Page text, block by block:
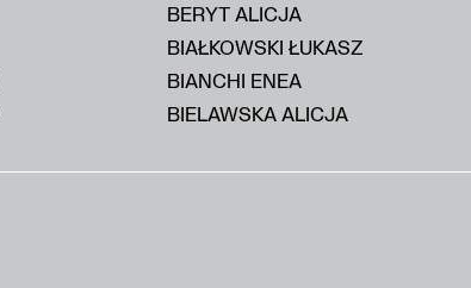
BERYT ALICJA
BIAŁKOWSKI ŁUKASZ
BIANCHI ENEA
BIELAWSKA ALICJA